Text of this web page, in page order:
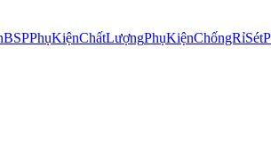
PhụKiệnChấtLượngPhụKiệnChốngRỉSét